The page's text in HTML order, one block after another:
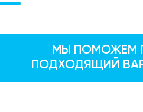
МЫ ПОМОЖЕМ
ПОДХОДЯЩИЙ